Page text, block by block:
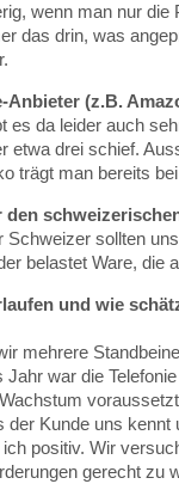
wenn man nur die
das drin, was
Anbieter (z.B.
es da leider auch
etwa drei schief.
trägt man bereits
sollten
belastet Ware, die
und wie
mehrere
war die
Kunde uns kennt
positiv. Wir
gerecht zu